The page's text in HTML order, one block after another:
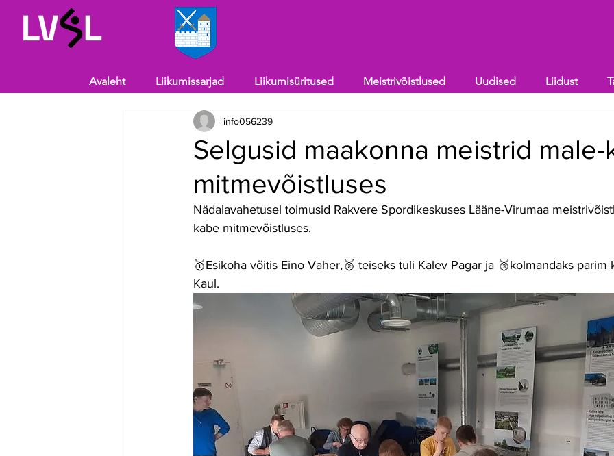
Avaleht Liikumissarjad Liikumisüritused Meistrivõistlused Uudised Liidust
Selgusid maakonna meistrid male-
mitmevõistluses
info056239
Nädalavahetusel toimusid Rakvere Spordikeskuses Lääne-Virumaa
kabe mitmevõistluses.
🥇Esikoha võitis Eino Vaher,🥈 teiseks tuli Kalev Pagar ja 🥉kolmandaks parim
Kaul.